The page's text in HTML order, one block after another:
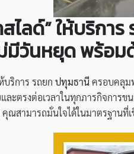
ไลด์” ให้บริก
มีวันหยุด พร้อ
บริการ รถยก ปทุมธานีครอบคลุม
ะตรงต่อเวลาในทุกภารกิจการข
ณสามารถมั่นใจได้ในมาตรฐานที่